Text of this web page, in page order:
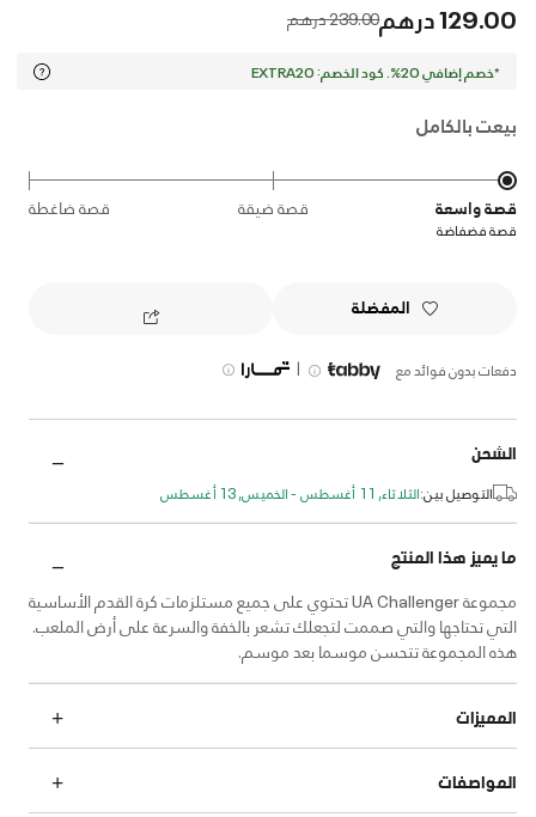
129.00 درهم Price reduced from
239.00 درهم to
*خصم إضافي 20%. كود الخصم: EXTRA20
بيعت بالكامل
قصة واسعة قصة ضيقة قصة ضاغطة
قصة فضفاضة
المفضلة
دفعات بدون فوائد مع |
الشحن
التوصيل بين:الثلاثاء, 11 أغسطس - الخميس, 13 أغسطس
ما يميز هذا المنتج
مجموعة UA Challenger تحتوي على جميع مستلزمات كرة القدم الأساسية
التي تحتاجها والتي صممت لتجعلك تشعر بالخفة والسرعة على أرض الملعب.
هذه المجموعة تتحسن موسما بعد موسم.
المميزات
المواصفات